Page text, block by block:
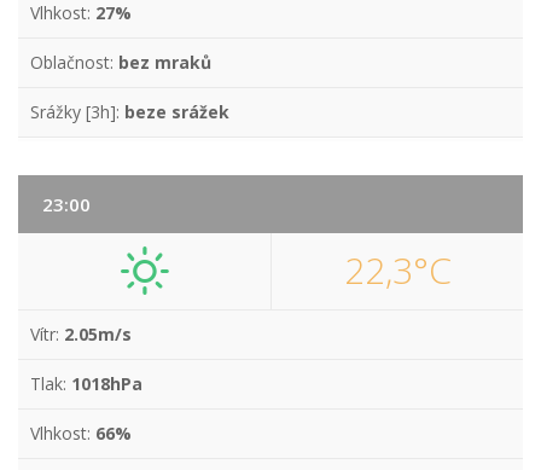
Vlhkost: 27%
Oblačnost: bez mraků
Srážky [3h]: beze srážek
23:00
22,3°C
Vítr: 2.05m/s
Tlak: 1018hPa
Vlhkost: 66%